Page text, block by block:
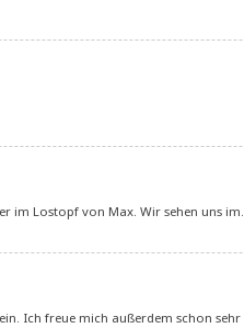
im Lostopf von Max. Wir sehen uns
Ich freue mich außerdem schon